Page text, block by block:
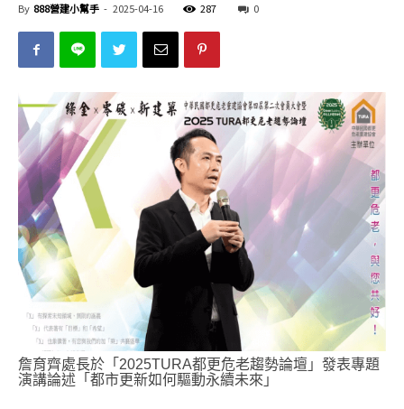
By 888營建小幫手 - 2025-04-16 287 0
詹育齊處長於「2025TURA都更危老趨勢論壇」發表專題
演講論述「都市更新如何驅動永續未來」